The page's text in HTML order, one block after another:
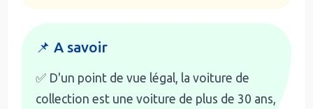
📌 A savoir
✅ D'un point de vue légal, la voiture de
collection est une voiture de plus de 30 ans,